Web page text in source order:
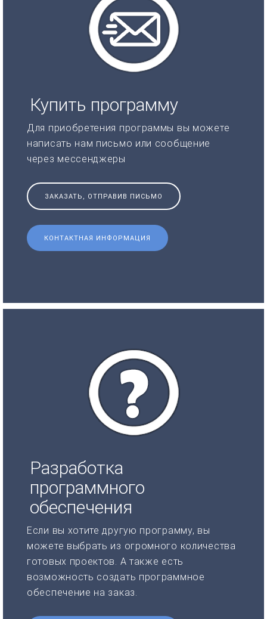
Купить программу
Для приобретения программы вы можете
написать нам письмо или сообщение
через мессенджеры
ЗАКАЗАТЬ, ОТПРАВИВ ПИСЬМО
КОНТАКТНАЯ ИНФОРМАЦИЯ
Разработка
программного
обеспечения
Если вы хотите другую программу, вы
можете выбрать из огромного количества
готовых проектов. А также есть
возможность создать программное
обеспечение на заказ.